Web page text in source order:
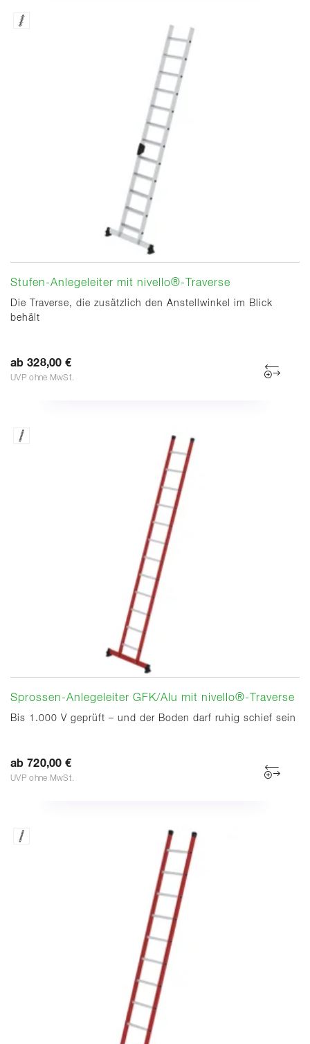
Stufen-Anlegeleiter mit nivello®-Traverse
Die Traverse, die zusätzlich den Anstellwinkel im Blick
behält
ab 328,00 €
UVP ohne MwSt.
Sprossen-Anlegeleiter GFK/Alu mit nivello®-Traverse
Bis 1.000 V geprüft – und der Boden darf ruhig schief sein
ab 720,00 €
UVP ohne MwSt.